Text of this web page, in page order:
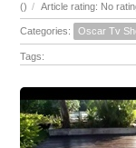
() / Article rating: No
Categories: Oscar Tv
Tags: